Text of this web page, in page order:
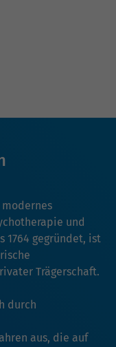
modernes
und
1764 gegründet, ist
Trägerschaft.
durch
aus, die auf